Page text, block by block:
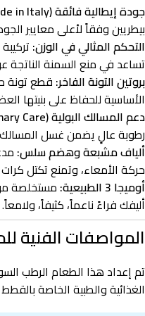
جودة إيطالية فائقة (Made in Italy):
بيطريين وفقاً لأعلى معايير
التحكم المثالي في الوزن:
تساعد في منع السمنة الناتجة
بروتين التونة الفاخر:
الأساسية للحفاظ على بنيتها
دعم المسالك البولية (Urinary Care):
رطوبة عالٍ يضمن غسل المسالك
ألياف مشبعة وهضم سلس:
حركة الأمعاء، وتمنع تكتل
أوميجا 3 الطبيعية:
مستخلصة
أليفك فراءً ناعماً، كثيفاً، ولامعاً.
المواصفات الفنية
تم إعداد هذا الطعام الرطب
الغذائية والطبية الخاصة